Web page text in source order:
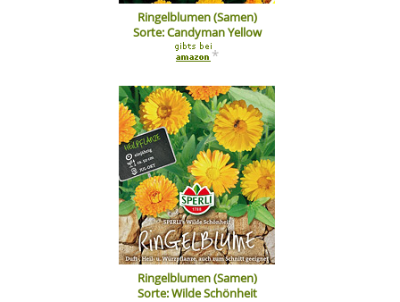
Ringelblumen (Samen)
Sorte: Candyman Yellow
*
Ringelblumen (Samen)
Sorte: Wilde Schönheit